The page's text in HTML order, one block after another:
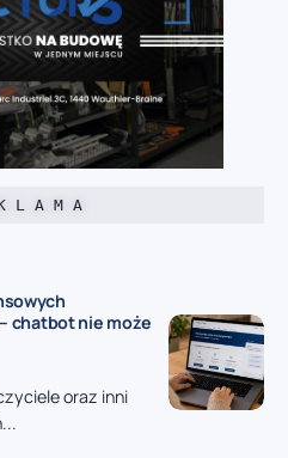
L A M A
chatbot nie może
oraz inni